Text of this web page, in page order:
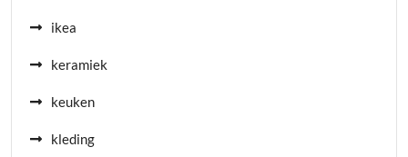
ikea
keramiek
keuken
kleding